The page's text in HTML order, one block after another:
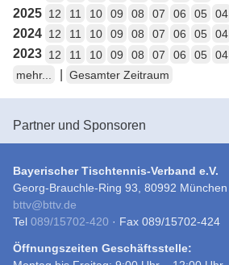
2025 12 11 10 09 08 07 06 05 04
2024 12 11 10 09 08 07 06 05 04
2023 12 11 10 09 08 07 06 05 04
mehr...
Gesamter Zeitraum
Partner und Sponsoren
Bayerischer Tischtennis-Verband e.V.
Georg-Brauchle-Ring 93, 80992 München
bttv@bttv.de
Tel 089/15702-420 · Fax 089/15702-424
Öffnungszeiten Geschäftsstelle: